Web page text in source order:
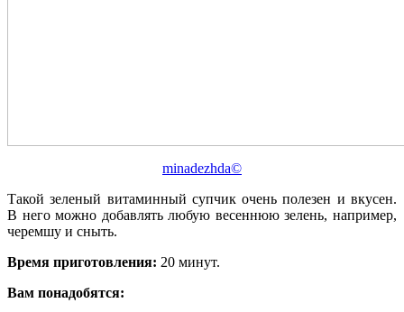
minadezhda©
Такой зеленый витаминный супчик очень полезен и вкусен.
В него можно добавлять любую весеннюю зелень, например,
черемшу и сныть.
Время приготовления: 20 минут.
Вам понадобятся: